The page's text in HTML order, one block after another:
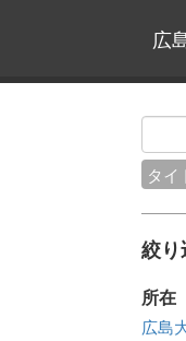
広
タイ
絞
所在
広島